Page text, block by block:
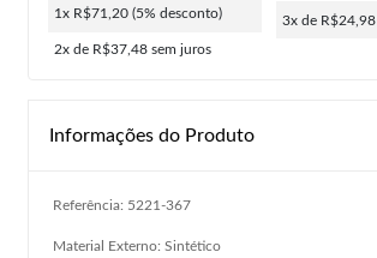
1x R$71,20 (5% desconto)
2x de R$37,48 sem juros
3x de R$24,98
Informações do Produto
Referência: 5221-367
Material Externo: Sintético